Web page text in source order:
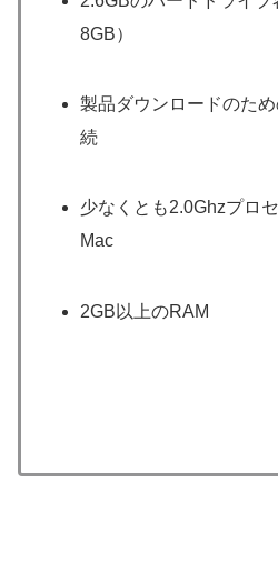
8GB）
製品ダウンロードのた
続
少なくとも2.0Ghzプロ
Mac
2GB以上のRAM